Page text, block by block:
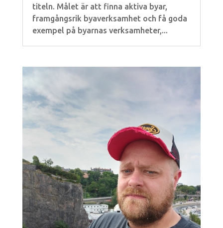
titeln. Målet är att finna aktiva byar,
framgångsrik byaverksamhet och få goda
exempel på byarnas verksamheter,...